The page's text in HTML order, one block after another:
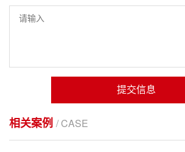
提交信息
相关案例 / CASE